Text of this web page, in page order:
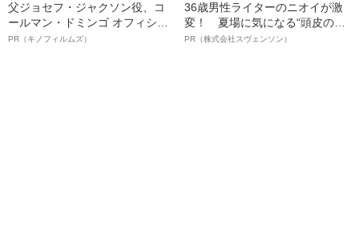
父ジョセフ・ジャクソン役、コ
ールマン・ドミンゴ オフィシャ
ルインタビュー“観客を魅了した
PR（キノフィルムズ）
36歳男性ライターのニオイが激
変！ 夏場に気になる“頭皮のニ
オイ”や“ベタつき”を解消す
PR（株式会社スヴェンソン）